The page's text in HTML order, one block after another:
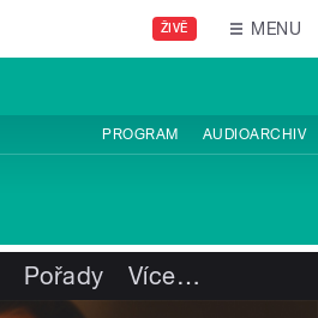
ŽIVĚ MENU
PROGRAM AUDIOARCHIV
Pořady Více…